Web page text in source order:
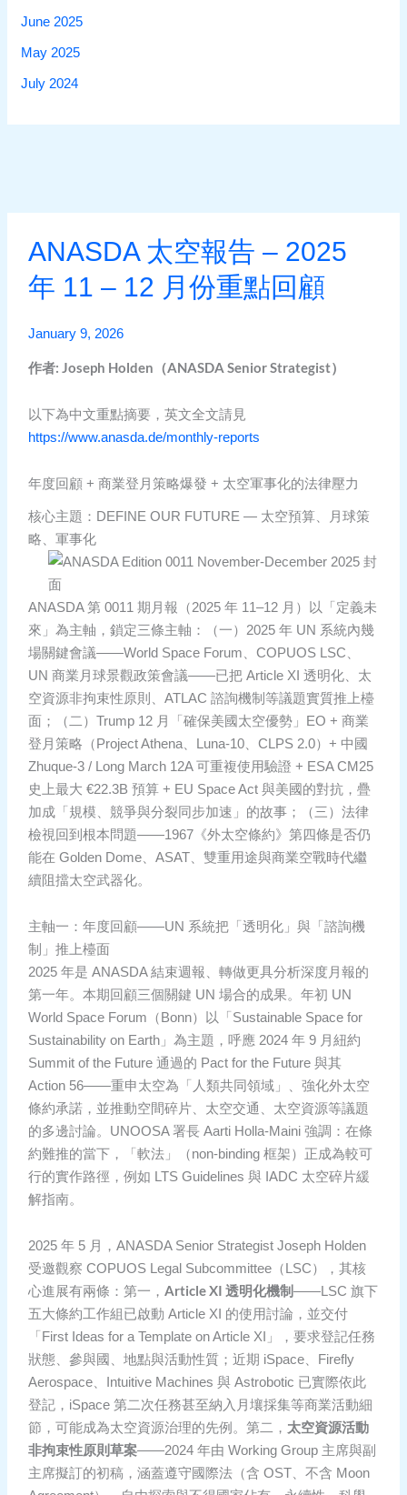
June 2025
May 2025
July 2024
ANASDA 太空報告 – 2025
年 11 – 12 月份重點回顧
January 9, 2026
作者: Joseph Holden（ANASDA Senior Strategist）
以下為中文重點摘要，英文全文請見
https://www.anasda.de/monthly-reports
年度回顧 + 商業登月策略爆發 + 太空軍事化的法律壓力
核心主題：DEFINE OUR FUTURE — 太空預算、月球策
略、軍事化
ANASDA 第 0011 期月報（2025 年 11–12 月）以「定義未
來」為主軸，鎖定三條主軸：（一）2025 年 UN 系統內幾
場關鍵會議——World Space Forum、COPUOS LSC、
UN 商業月球景觀政策會議——已把 Article XI 透明化、太
空資源非拘束性原則、ATLAC 諮詢機制等議題實質推上檯
面；（二）Trump 12 月「確保美國太空優勢」EO + 商業
登月策略（Project Athena、Luna-10、CLPS 2.0）+ 中國
Zhuque-3 / Long March 12A 可重複使用驗證 + ESA CM25
史上最大 €22.3B 預算 + EU Space Act 與美國的對抗，疊
加成「規模、競爭與分裂同步加速」的故事；（三）法律
檢視回到根本問題——1967《外太空條約》第四條是否仍
能在 Golden Dome、ASAT、雙重用途與商業空戰時代繼
續阻擋太空武器化。
主軸一：年度回顧——UN 系統把「透明化」與「諮詢機
制」推上檯面
2025 年是 ANASDA 結束週報、轉做更具分析深度月報的
第一年。本期回顧三個關鍵 UN 場合的成果。年初 UN
World Space Forum（Bonn）以「Sustainable Space for
Sustainability on Earth」為主題，呼應 2024 年 9 月紐約
Summit of the Future 通過的 Pact for the Future 與其
Action 56——重申太空為「人類共同領域」、強化外太空
條約承諾，並推動空間碎片、太空交通、太空資源等議題
的多邊討論。UNOOSA 署長 Aarti Holla-Maini 強調：在條
約難推的當下，「軟法」（non-binding 框架）正成為較可
行的實作路徑，例如 LTS Guidelines 與 IADC 太空碎片緩
解指南。
2025 年 5 月，ANASDA Senior Strategist Joseph Holden
受邀觀察 COPUOS Legal Subcommittee（LSC），其核
心進展有兩條：第一， Article XI 透明化機制——LSC 旗下
五大條約工作組已啟動 Article XI 的使用討論，並交付
「First Ideas for a Template on Article XI」，要求登記任務
狀態、參與國、地點與活動性質；近期 iSpace、Firefly
Aerospace、Intuitive Machines 與 Astrobotic 已實際依此
登記，iSpace 第二次任務甚至納入月壤採集等商業活動細
節，可能成為太空資源治理的先例。第二， 太空資源活動
非拘束性原則草案——2024 年由 Working Group 主席與副
主席擬訂的初稿，涵蓋遵守國際法（含 OST、不含 Moon